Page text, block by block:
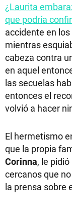
¿Laurita
que podría
accidente en
mientras
cabeza contra
en aquel
las secuelas
entonces el
volvió a hacer
El hermetismo
que la propia
Corinna, le
cercanos que
la prensa sobre